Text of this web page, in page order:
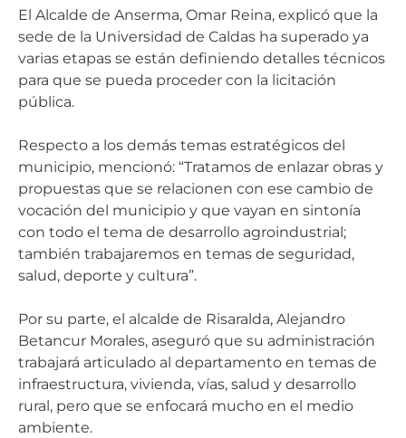
El Alcalde de Anserma, Omar Reina, explicó que la
sede de la Universidad de Caldas ha superado ya
varias etapas se están definiendo detalles técnicos
para que se pueda proceder con la licitación
pública.
Respecto a los demás temas estratégicos del
municipio, mencionó: “Tratamos de enlazar obras y
propuestas que se relacionen con ese cambio de
vocación del municipio y que vayan en sintonía
con todo el tema de desarrollo agroindustrial;
también trabajaremos en temas de seguridad,
salud, deporte y cultura”.
Por su parte, el alcalde de Risaralda, Alejandro
Betancur Morales, aseguró que su administración
trabajará articulado al departamento en temas de
infraestructura, vivienda, vías, salud y desarrollo
rural, pero que se enfocará mucho en el medio
ambiente.